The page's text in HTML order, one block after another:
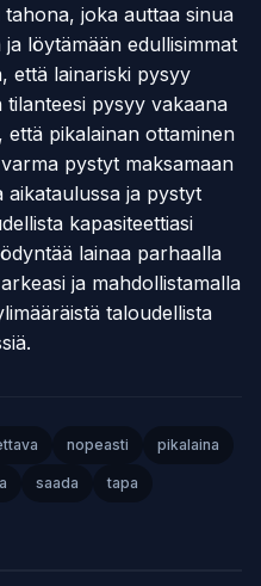
joka auttaa sinua
löytämään edullisimmat
että lainariski pysyy
pysyy vakaana
että pikalainan ottaminen
pystyt maksamaan
aikataulussa ja pystyt
kapasiteettiasi
lainaa parhaalla
ja mahdollistamalla
taloudellista
nopeasti pikalaina
saada tapa